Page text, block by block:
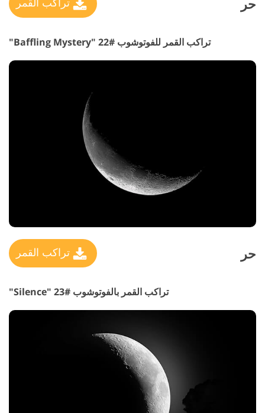
تراكب القمر للفوتوشوب #22 "Baffling Mystery"
حر تراكب القمر
تراكب القمر بالفوتوشوب #23 "Silence"